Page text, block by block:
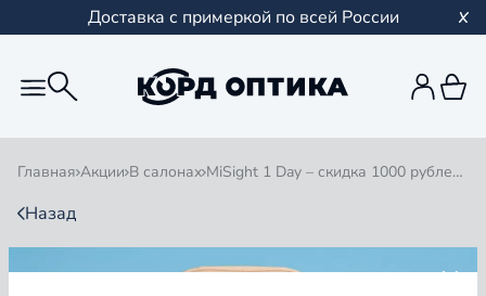
Доставка с примеркой по всей России
Главная Акции В салонах MiSight 1 Day – скидка 1000 рублей и доп. линзы в подарок!
Назад
MISIGHT 1 DAY – СКИДКА